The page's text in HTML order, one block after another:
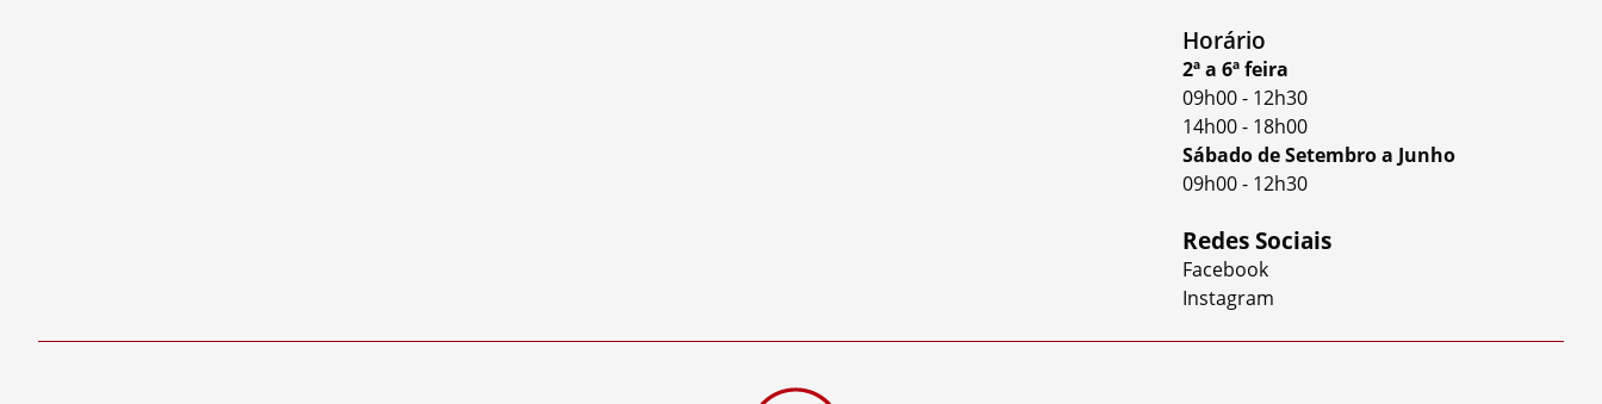
Horário
2ª a 6ª feira
09h00- 12h30
14h00- 18h00
Sábado de Setembro a Junho
09h00- 12h30
Redes Sociais
Facebook
Instagram